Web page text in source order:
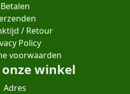
Betalen
/ Retour
Policy
voorwaarden
onze winkel
Adres